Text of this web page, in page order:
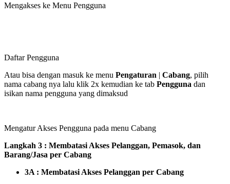
Mengakses ke Menu Pengguna
Daftar Pengguna
Atau bisa dengan masuk ke menu Pengaturan | Cabang, pilih
nama cabang nya lalu klik 2x kemudian ke tab Pengguna dan
isikan nama pengguna yang dimaksud
Mengatur Akses Pengguna pada menu Cabang
Langkah 3 : Membatasi Akses Pelanggan, Pemasok, dan
Barang/Jasa per Cabang
3A : Membatasi Akses Pelanggan per Cabang